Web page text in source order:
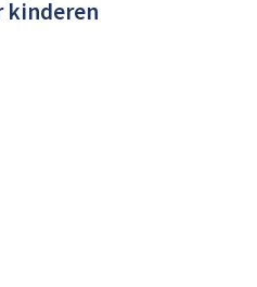
kinderen